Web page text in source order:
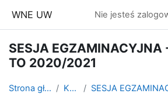
WNE UW Nie jesteś
SESJA EGZAMINACYJNA
TO 2020/2021
Strona główna Kursy